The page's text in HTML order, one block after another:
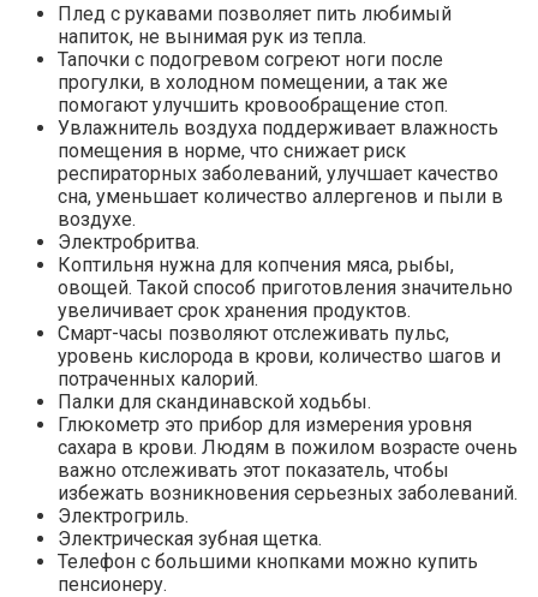
Плед с рукавами позволяет пить любимый
напиток, не вынимая рук из тепла.
Тапочки с подогревом согреют ноги после
прогулки, в холодном помещении, а так же
помогают улучшить кровообращение стоп.
Увлажнитель воздуха поддерживает влажность
помещения в норме, что снижает риск
респираторных заболеваний, улучшает качество
сна, уменьшает количество аллергенов и пыли в
воздухе.
Электробритва.
Коптильня нужна для копчения мяса, рыбы,
овощей. Такой способ приготовления значительно
увеличивает срок хранения продуктов.
Смарт-часы позволяют отслеживать пульс,
уровень кислорода в крови, количество шагов и
потраченных калорий.
Палки для скандинавской ходьбы.
Глюкометр это прибор для измерения уровня
сахара в крови. Людям в пожилом возрасте очень
важно отслеживать этот показатель, чтобы
избежать возникновения серьезных заболеваний.
Электрогриль.
Электрическая зубная щетка.
Телефон с большими кнопками можно купить
пенсионеру.